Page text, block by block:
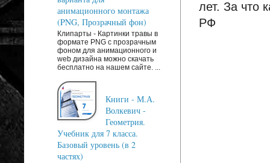
лет. За что
РФ
анимационного монтажа
(PNG, Прозрачный фон)
Клипарты - Картинки травы в
формате PNG с прозрачным
фоном для анимационного и
web дизайна можно скачать
бесплатно на нашем сайте. ...
Книги - М.А.
Волкевич -
Геометрия.
Учебник для 7 класса.
Базовый уровень (в 2
частях)